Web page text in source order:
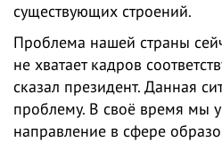
существующих строений.
Проблема нашей страны
не хватает кадров
сказал президент. Данная
проблему. В своё время мы
направление в сфере